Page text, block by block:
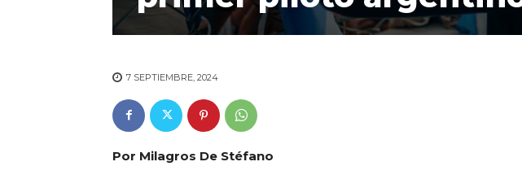
7 SEPTIEMBRE, 2024
Por Milagros De Stéfano